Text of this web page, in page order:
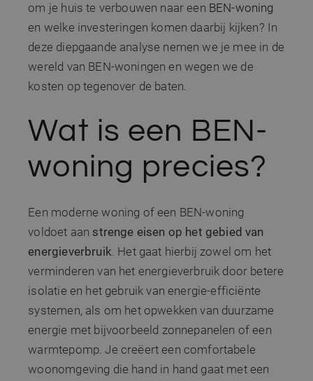
om je huis te verbouwen naar een BEN-woning
en welke investeringen komen daarbij kijken? In
deze diepgaande analyse nemen we je mee in de
wereld van BEN-woningen en wegen we de
kosten op tegenover de baten.
Wat is een BEN-
woning precies?
Een moderne woning of een BEN-woning
voldoet aan strenge eisen op het gebied van
energieverbruik. Het gaat hierbij zowel om het
verminderen van het energieverbruik door betere
isolatie en het gebruik van energie-efficiënte
systemen, als om het opwekken van duurzame
energie met bijvoorbeeld zonnepanelen of een
warmtepomp. Je creëert een comfortabele
woonomgeving die hand in hand gaat met een